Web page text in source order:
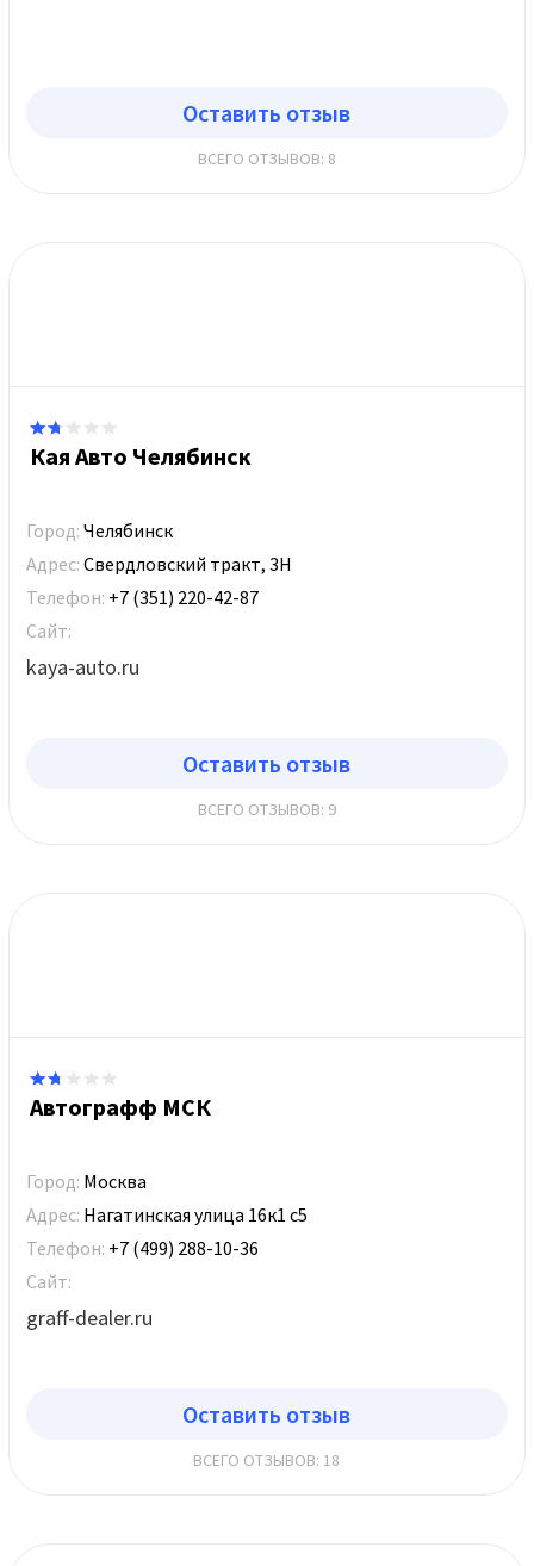
Оставить отзыв
ВСЕГО ОТЗЫВОВ: 8
Кая Авто Челябинск
Город: Челябинск
Адрес: Свердловский тракт, 3Н
Телефон: +7 (351) 220-42-87
Сайт:
kaya-auto.ru
Оставить отзыв
ВСЕГО ОТЗЫВОВ: 9
Автографф МСК
Город: Москва
Адрес: Нагатинская улица 16к1 с5
Телефон: +7 (499) 288-10-36
Сайт:
graff-dealer.ru
Оставить отзыв
ВСЕГО ОТЗЫВОВ: 18